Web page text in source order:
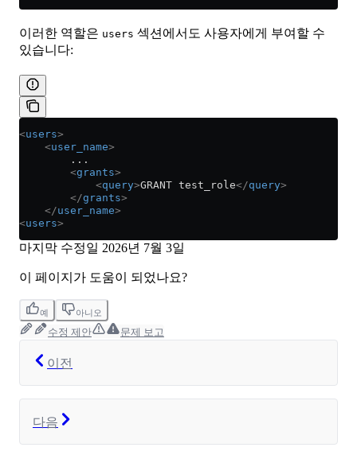
이러한 역할은 users 섹션에서도 사용자에게 부여할 수
있습니다:
<users>
    <
user_name>
        ...
        <
grants>
            <
query>GRANT test_role</query>
        </
grants>
    </
user_name>
<users>
마지막 수정일 2026년 7월 3일
이 페이지가 도움이 되었나요?
예 아니오
수정 제안 문제 보고
이전
다음